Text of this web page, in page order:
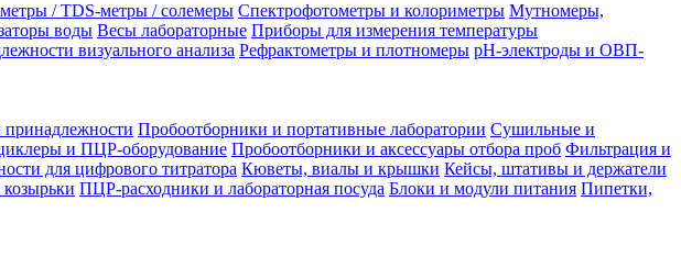
/ TDS-метры / солемеры Спектрофотометры и колориметры Мутномеры,
воды Весы лабораторные Приборы для измерения температуры
визуального анализа Рефрактометры и плотномеры pH-электроды и ОВП-
Пробоотборники и портативные лаборатории Сушильные и
и ПЦР-оборудование Пробоотборники и аксессуары отбора проб Фильтрация и
для цифрового титратора Кюветы, виалы и крышки Кейсы, штативы и держатели
ПЦР-расходники и лабораторная посуда Блоки и модули питания Пипетки,